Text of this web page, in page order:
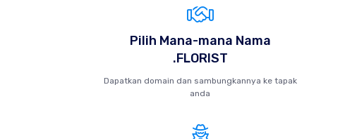
Pilih Mana-mana Nama
.FLORIST
Dapatkan domain dan sambungkannya ke tapak
anda